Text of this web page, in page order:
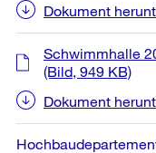
Dokument
Schwimmhalle
(Bild, 949 KB)
Dokument